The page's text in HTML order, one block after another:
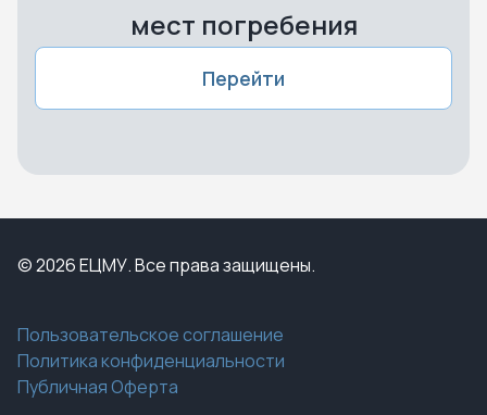
мест погребения
Перейти
© 2026 ЕЦМУ. Все права защищены.
Пользовательское соглашение
Политика конфиденциальности
Публичная Оферта